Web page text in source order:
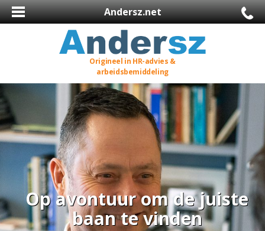
Andersz.net
Origineel in HR-advies &
arbeidsbemiddeling
Op avontuur om de juiste
baan te vinden